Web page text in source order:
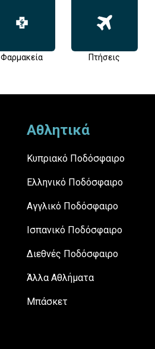
Φαρμακεία Πτήσεις
Αθλητικά
Κυπριακό Ποδόσφαιρο
Ελληνικό Ποδόσφαιρο
Αγγλικό Ποδόσφαιρο
Ισπανικό Ποδόσφαιρο
Διεθνές Ποδόσφαιρο
Άλλα Αθλήματα
Μπάσκετ